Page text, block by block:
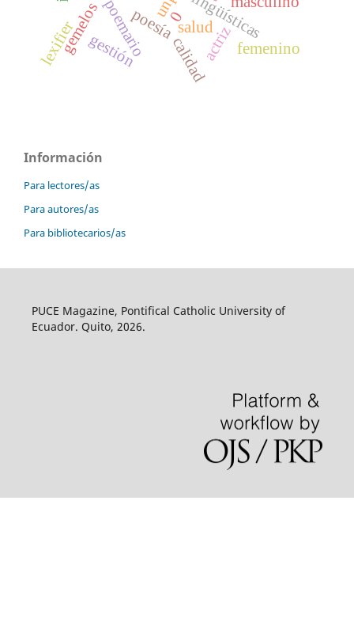
poesía
poemario actriz femenino
0
calidad
salud
gestión
gemelos
lexifier
Información
Para lectores/as
Para autores/as
Para bibliotecarios/as
PUCE Magazine, Pontifical Catholic University of
Ecuador. Quito, 2026.